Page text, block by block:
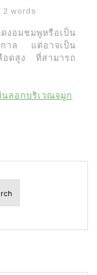
2 words
งอมชมพูหรือเป็น
กาล แต่อาจเป็น
ดสูง ที่สามารถ
นลอกบริเวณจมูก